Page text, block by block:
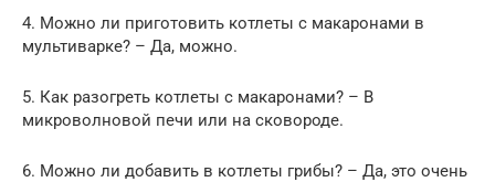
4. Можно ли приготовить котлеты с макаронами в
мультиварке? – Да, можно.
5. Как разогреть котлеты с макаронами? – В
микроволновой печи или на сковороде.
6. Можно ли добавить в котлеты грибы? – Да, это очень